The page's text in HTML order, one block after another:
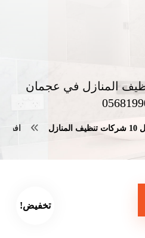
تنظيف المنازل في عجمان
المنازل افضل 10 شركات تنظيف المنازل في عجمان
تخفيض!